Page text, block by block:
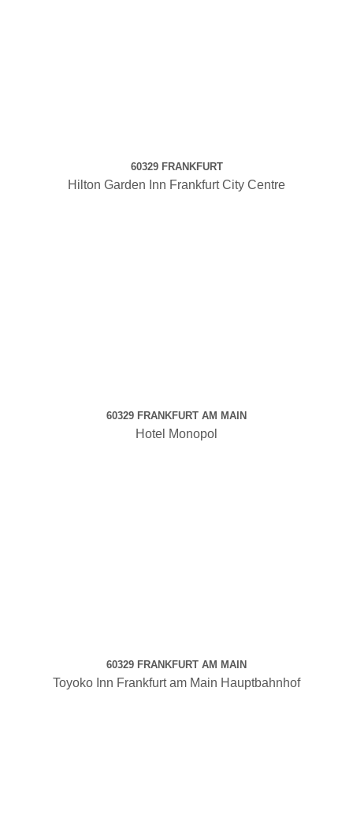
60329 FRANKFURT
Hilton Garden Inn Frankfurt City Centre
60329 FRANKFURT AM MAIN
Hotel Monopol
60329 FRANKFURT AM MAIN
Toyoko Inn Frankfurt am Main Hauptbahnhof